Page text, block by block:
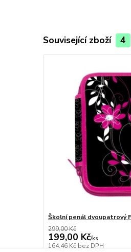
Související zboží 4
Školní penál dvoupatrový
299,00 Kč
199,00 Kč/ks
164,46 Kčbez DPH